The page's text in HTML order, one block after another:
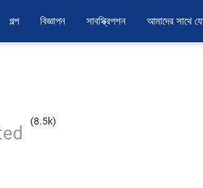
গল্প বিজ্ঞাপন সাবস্ক্রিপশন আমাদের সাথে
(8.5k)